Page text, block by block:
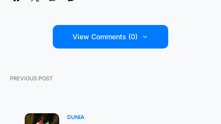
View Comments (0)
PREVIOUS POST
DUNIA